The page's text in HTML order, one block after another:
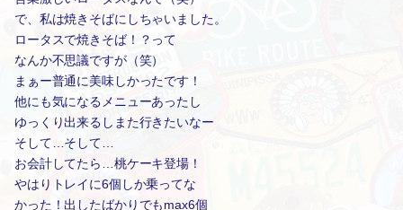
で、私は焼きそばにしちゃいました。
ロータスで焼きそば！？って
なんか不思議ですが（笑）
まぁー普通に美味しかったです！
他にも気になるメニューあったし
ゆっくり出来るしまた行きたいなー
そして…そして…
お会計してたら…桃ケーキ登場！
やはりトレイに6個しか乗ってな
かった！出したばかりでもmax6個